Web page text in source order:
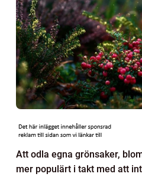
Att odla egna grönsaker,
mer populärt i takt med att